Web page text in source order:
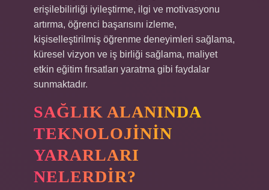
erişilebilirliği iyileştirme, ilgi ve motivasyonu
artırma, öğrenci başarısını izleme,
kişiselleştirilmiş öğrenme deneyimleri sağlama,
küresel vizyon ve iş birliği sağlama, maliyet
etkin eğitim fırsatları yaratma gibi faydalar
sunmaktadır.
SAĞLIK ALANINDA
TEKNOLOJININ
YARARLARI
NELERDIR?